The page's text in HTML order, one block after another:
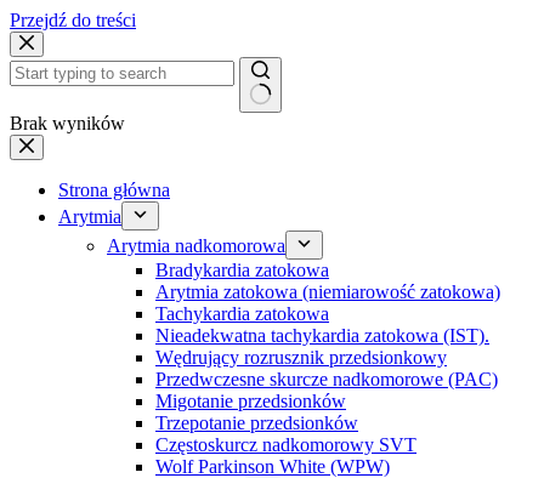
Przejdź do treści
Brak wyników
Strona główna
Arytmia
Arytmia nadkomorowa
Bradykardia zatokowa
Arytmia zatokowa (niemiarowość zatokowa)
Tachykardia zatokowa
Nieadekwatna tachykardia zatokowa (IST).
Wędrujący rozrusznik przedsionkowy
Przedwczesne skurcze nadkomorowe (PAC)
Migotanie przedsionków
Trzepotanie przedsionków
Częstoskurcz nadkomorowy SVT
Wolf Parkinson White (WPW)